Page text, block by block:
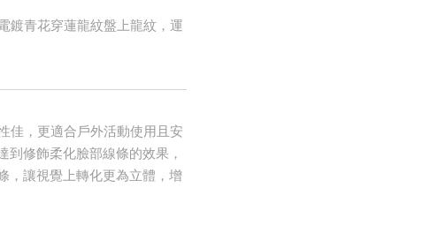
鍍青花穿蓮龍紋盤上龍紋，運
佳，更適合戶外活動使用且安
修飾柔化臉部線條的效果，
，讓視覺上轉化更為立體，增